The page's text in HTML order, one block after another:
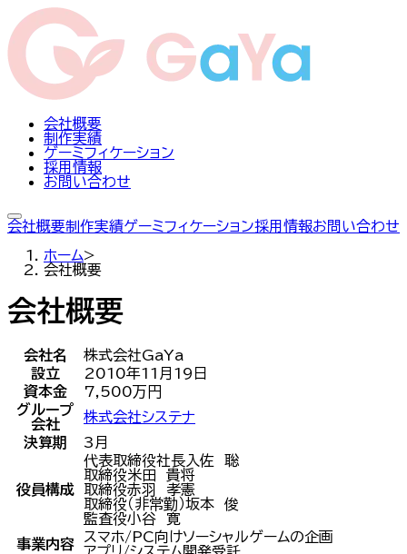
会社概要
制作実績
ゲーミフィケーション
採用情報
お問い合わせ
会社概要制作実績ゲーミフィケーション採用情報お問い合わせ
ホーム>
会社概要
会社概要
会社名
株式会社GaYa
設立
2010年11月19日
資本金
7,500万円
グループ
会社
株式会社システナ
決算期
3月
役員構成
代表取締役社長 入佐 聡
取締役米田 貴将
取締役赤羽 孝憲
取締役（非常勤）坂本 俊
監査役小谷 寛
事業内容
スマホ/PC向けソーシャルゲームの企画